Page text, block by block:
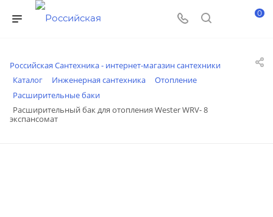
0
Российская Сантехника - интернет-магазин сантехники
Каталог
Инженерная сантехника
Отопление
Расширительные баки
Расширительный бак для отопления Wester WRV- 8
экспансомат